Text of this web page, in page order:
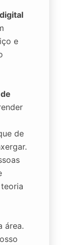
e
de
área.